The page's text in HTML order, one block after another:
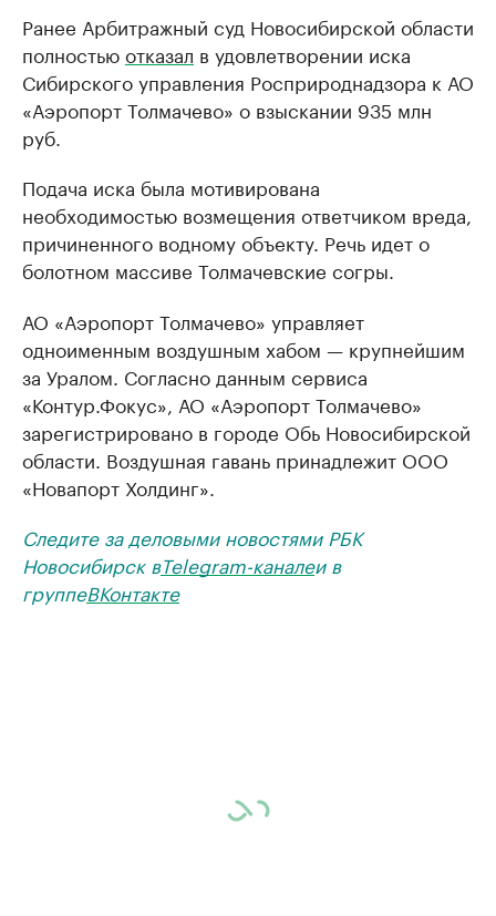
Ранее Арбитражный суд Новосибирской области
полностьюотказал в удовлетворении иска
Сибирского управления Росприроднадзора к АО
«Аэропорт Толмачево» о взыскании 935 млн
руб.
Подача иска была мотивирована
необходимостью возмещения ответчиком вреда,
причиненного водному объекту. Речь идет о
болотном массиве Толмачевские согры.
АО «Аэропорт Толмачево» управляет
одноименным воздушным хабом — крупнейшим
за Уралом. Согласно данным сервиса
«Контур.Фокус», АО «Аэропорт Толмачево»
зарегистрировано в городе Обь Новосибирской
области. Воздушная гавань принадлежит ООО
«Новапорт Холдинг».
Следите за деловыми новостями РБК
Новосибирск вTelegram-каналеи в
группеВКонтакте